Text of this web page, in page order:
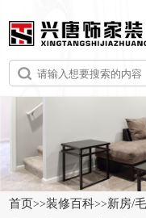
首页>>装修百科>>新房/